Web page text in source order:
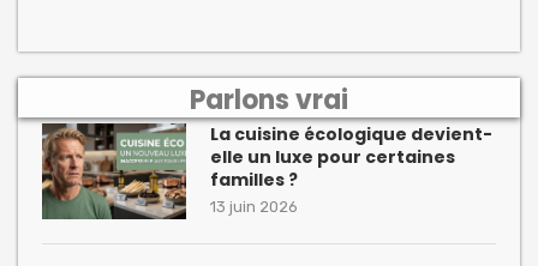
Parlons vrai
La cuisine écologique devient-
elle un luxe pour certaines
familles ?
13 juin 2026